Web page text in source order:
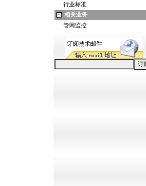
行业标准
相关业务
管网监控